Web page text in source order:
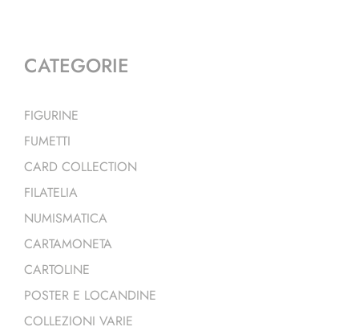
CATEGORIE
FIGURINE
FUMETTI
CARD COLLECTION
FILATELIA
NUMISMATICA
CARTAMONETA
CARTOLINE
POSTER E LOCANDINE
COLLEZIONI VARIE